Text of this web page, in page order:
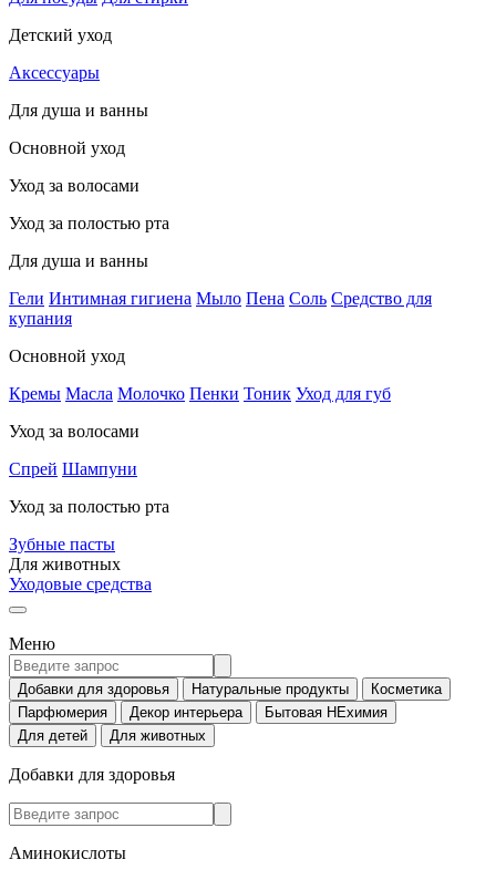
Детский уход
Аксессуары
Для душа и ванны
Основной уход
Уход за волосами
Уход за полостью рта
Для душа и ванны
Гели Интимная гигиена Мыло Пена Соль Средство для
купания
Основной уход
Кремы Масла Молочко Пенки Тоник Уход для губ
Уход за волосами
Спрей Шампуни
Уход за полостью рта
Зубные пасты
Для животных
Уходовые средства
Меню
Добавки для здоровья Натуральные продукты
Косметика
Парфюмерия
Декор интерьера
Бытовая НЕхимия
Для детей
Для животных
Добавки для здоровья
Аминокислоты